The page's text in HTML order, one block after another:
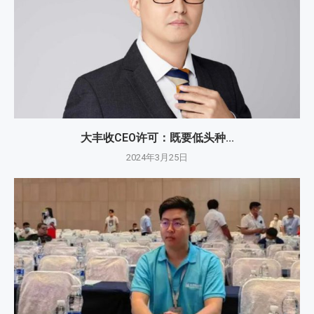
大丰收CEO许可：既要低头种...
2024年3月25日